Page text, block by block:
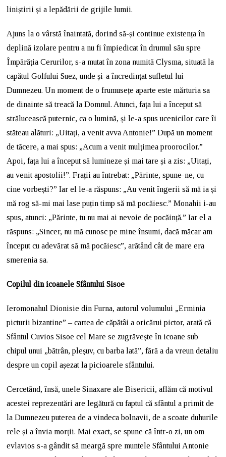
liniștirii și a lepădării de grijile lumii.
Ajuns la o vârstă înaintată, dorind să-și continue existența în
deplină izolare pentru a nu fi împiedicat în drumul său spre
Împărăția Cerurilor, s-a mutat în zona numită Clysma, situată la
capătul Golfului Suez, unde și-a încredințat sufletul lui
Dumnezeu. Un moment de o frumusețe aparte este mărturia sa
de dinainte să treacă la Domnul. Atunci, fața lui a început să
strălucească puternic, ca o lumină, și le-a spus ucenicilor care îi
stăteau alături: „Uitați, a venit avva Antonie!” După un moment
de tăcere, a mai spus: „Acum a venit mulțimea proorocilor.”
Apoi, fața lui a început să lumineze și mai tare și a zis: „Uitați,
au venit apostolii!”. Frații au întrebat: „Părinte, spune-ne, cu
cine vorbești?” Iar el le-a răspuns: „Au venit îngerii să mă ia și
mă rog să-mi mai lase puțin timp să mă pocăiesc.” Monahii i-au
spus, atunci: „Părinte, tu nu mai ai nevoie de pocăință.” Iar el a
răspuns: „Sincer, nu mă cunosc pe mine însumi, dacă măcar am
început cu adevărat să mă pocăiesc”, arătând cât de mare era
smerenia sa.
Copilul din icoanele Sfântului Sisoe
Ieromonahul Dionisie din Furna, autorul volumului „Erminia
picturii bizantine” – cartea de căpătâi a oricărui pictor, arată că
Sfântul Cuvios Sisoe cel Mare se zugrăvește în icoane sub
chipul unui „bătrân, pleșuv, cu barba lată”, fără a da vreun detaliu
despre un copil așezat la picioarele sfântului.
Cercetând, însă, unele Sinaxare ale Bisericii, aflăm că motivul
acestei reprezentări are legătură cu faptul că sfântul a primit de
la Dumnezeu puterea de a vindeca bolnavii, de a scoate duhurile
rele și a învia morții. Mai exact, se spune că într-o zi, un om
evlavios s-a gândit să meargă spre muntele Sfântului Antonie